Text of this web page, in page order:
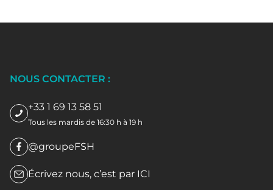
NOUS CONTACTER :
+33 1 69 13 58 51
Tous les mardis de 16:30 h à 19 h
@groupeFSH
Écrivez nous, c’est par ICI